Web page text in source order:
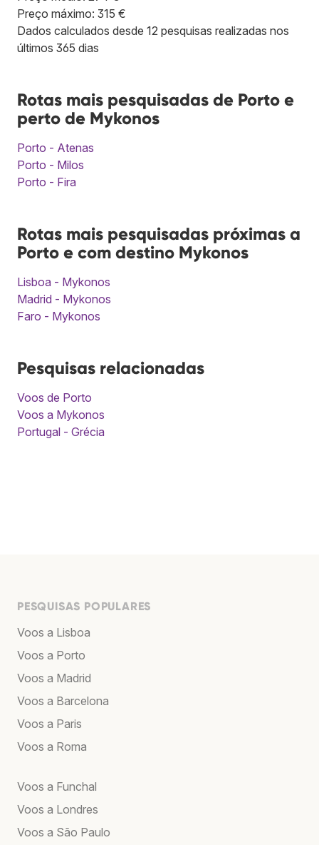
Preço máximo: 315 €
Dados calculados desde 12 pesquisas realizadas nos
últimos 365 dias
Rotas mais pesquisadas de Porto e
perto de Mykonos
Porto - Atenas
Porto - Milos
Porto - Fira
Rotas mais pesquisadas próximas a
Porto e com destino Mykonos
Lisboa - Mykonos
Madrid - Mykonos
Faro - Mykonos
Pesquisas relacionadas
Voos de Porto
Voos a Mykonos
Portugal - Grécia
PESQUISAS POPULARES
Voos a Lisboa
Voos a Porto
Voos a Madrid
Voos a Barcelona
Voos a Paris
Voos a Roma
Voos a Funchal
Voos a Londres
Voos a São Paulo